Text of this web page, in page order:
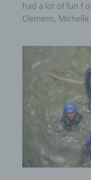
had a lot of fun f
Clemens, Michelle